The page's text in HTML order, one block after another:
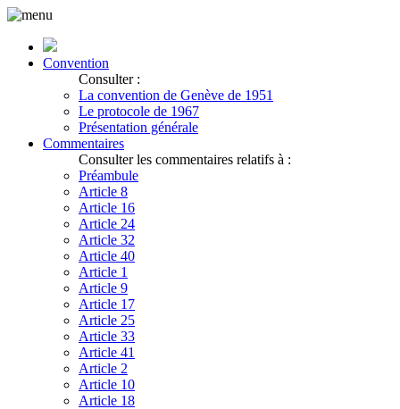
Convention
Consulter :
La convention de Genève de 1951
Le protocole de 1967
Présentation générale
Commentaires
Consulter les commentaires relatifs à :
Préambule
Article 8
Article 16
Article 24
Article 32
Article 40
Article 1
Article 9
Article 17
Article 25
Article 33
Article 41
Article 2
Article 10
Article 18